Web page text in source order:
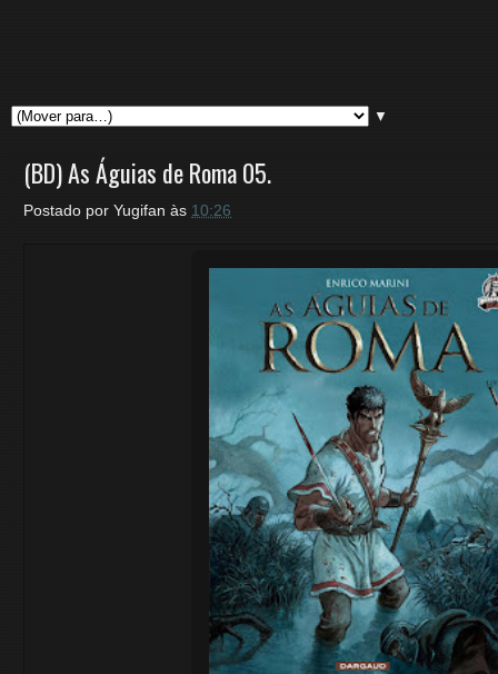
▼
(BD) As Águias de Roma 05.
Postado por Yugifan às 10:26